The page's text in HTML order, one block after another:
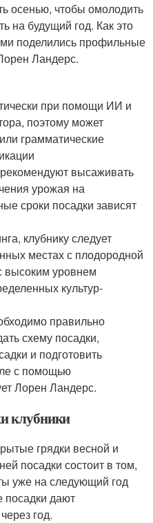
осенью, чтобы омолодить
на будущий год. Как это
поделились профильные
Ландерс.
при помощи ИИ и
поэтому может
грамматические
высаживать
урожая на
сроки посадки зависят
клубнику следует
местах с плодородной
высоким уровнем
культур-
правильно
схему посадки,
и подготовить
с помощью
Лорен Ландерс.
клубники
грядки весной и
посадки состоит в том,
уже на следующий год
посадки дают
год.